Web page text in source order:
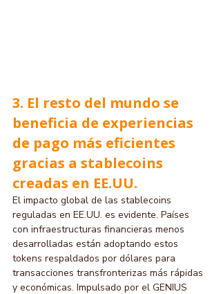
3. El resto del mundo se
beneficia de experiencias
de pago más eficientes
gracias a stablecoins
creadas en EE.UU.
El impacto global de las stablecoins
reguladas en EE.UU. es evidente. Países
con infraestructuras financieras menos
desarrolladas están adoptando estos
tokens respaldados por dólares para
transacciones transfronterizas más rápidas
y económicas. Impulsado por el GENIUS